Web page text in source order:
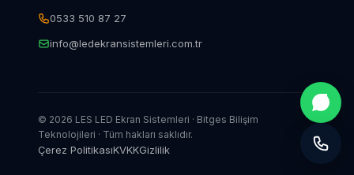
0533 510 87 27
info@ledekransistemleri.com.tr
© 2026 LES LED Ekran Sistemleri · Bitges Bilişim
Teknolojileri · Tüm hakları saklıdır.
Çerez PolitikasıKVKKGizlilik